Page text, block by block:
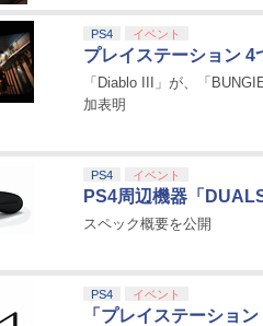
PS4 イベント
プレイステーション 4
「Diablo III」が、「
加表明
PS4 イベント
PS4周辺機器「
スペック概要を公開
PS4 イベント
「プレイステーショ